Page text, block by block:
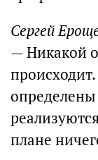
Сергей
— Никакой
определены
плане